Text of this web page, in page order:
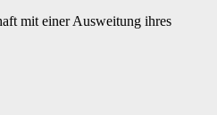
mit einer Ausweitung ihres